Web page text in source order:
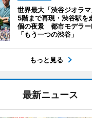
世界最大「渋谷ジオラ
5階まで再現・渋谷駅
個の夜景 都市モデラ
「もう一つの渋谷」
もっと見る
最新ニュース